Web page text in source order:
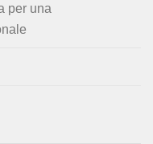
per una